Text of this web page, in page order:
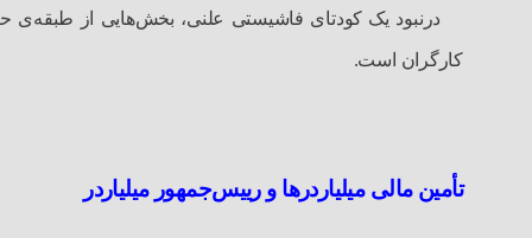
درنبود یک کودتای فاشیستی علنی، بخش‌هایی از طبقه‌ی
کارگران است.
تأمین مالی میلیاردرها و رییس‌جمهور میلیاردر